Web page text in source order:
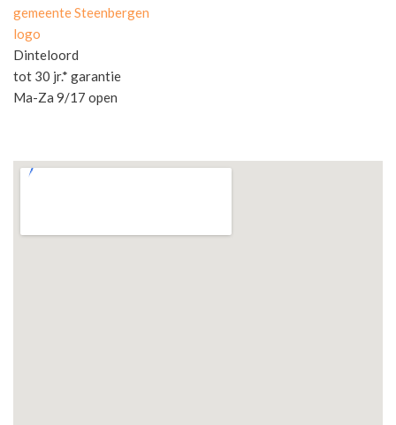
gemeente Steenbergen
logo
Dinteloord
tot 30 jr.* garantie
Ma-Za 9/17 open